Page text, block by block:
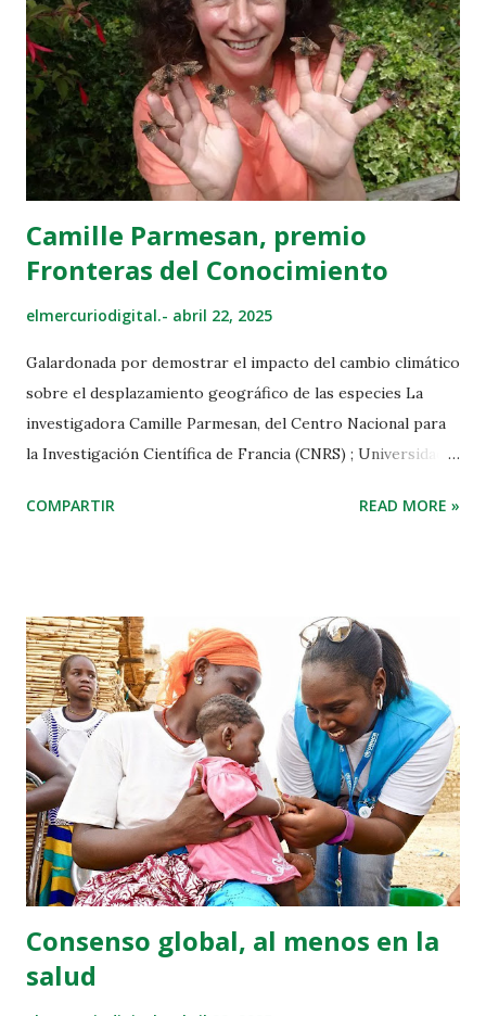
kilómetros de Esmeraldas, con el hipocentro ubicado a
unos 30 kilómetros de profundidad. Asimismo, ha señalado
que, tras este primer temblor, se han registrado dos
réplicas de magnitud 4,4 y 3,8 en la escala de Richter, unos
terremotos que habrían causado daños materiales en la
ciudad de Esmeraldas, según ha recogi...
Camille Parmesan, premio
Fronteras del Conocimiento
elmercuriodigital.- abril 22, 2025
Galardonada por demostrar el impacto del cambio climático
sobre el desplazamiento geográfico de las especies La
investigadora Camille Parmesan, del Centro Nacional para
la Investigación Científica de Francia (CNRS) ; Universidad
ha sido galardonada con el premio Fronteras del
respuesta al cambio climático”, destaca el acta del jurado.
Los “estudios pioneros” de la galardonada han comprobado
que “las especies silvestres modifican su distribución
geográfica” en respuesta al aumento global de las
temperaturas, desplazándose hacia los polos y a zonas más
elevadas, un hallazgo fundamental que ha “sentado las bases
de la ecología del cambio climático”. A mediados de los años
90, la galardonada comprobó que varias especies de
mariposa en Estados Unidos y Europa...
COMPARTIR READ MORE »
Consenso global, al menos en la
salud